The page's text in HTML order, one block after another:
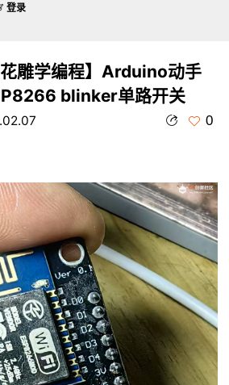
花雕学编程】Arduino动手
blinker单路开关
0
登录